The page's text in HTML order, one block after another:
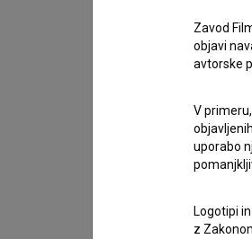
Nataša Bučar,
Mladi filmski center
prostoru in veselimo
Aleksandra Božović,
Zavod
objavi
avtorske
V
uporabo
Logotipi
z